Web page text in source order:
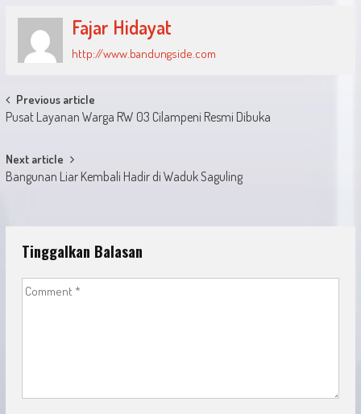
Fajar Hidayat
http://www.bandungside.com
Post
navigation
Previous article
Pusat Layanan Warga RW 03 Cilampeni Resmi Dibuka
Next article
Bangunan Liar Kembali Hadir di Waduk Saguling
Tinggalkan Balasan